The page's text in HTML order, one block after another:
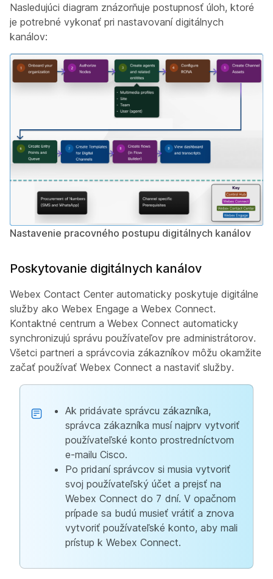
Nasledujúci diagram znázorňuje postupnosť úloh, ktoré
je potrebné vykonať pri nastavovaní digitálnych
kanálov:
Nastavenie pracovného postupu digitálnych kanálov
Poskytovanie digitálnych kanálov
Webex Contact Center automaticky poskytuje digitálne
služby ako Webex Engage a Webex Connect.
Kontaktné centrum a Webex Connect automaticky
synchronizujú správu používateľov pre administrátorov.
Všetci partneri a správcovia zákazníkov môžu okamžite
začať používať Webex Connect a nastaviť služby.
Ak pridávate správcu zákazníka,
správca zákazníka musí najprv vytvoriť
používateľské konto prostredníctvom
e-mailu Cisco.
Po pridaní správcov si musia vytvoriť
svoj používateľský účet a prejsť na
Webex Connect do 7 dní. V opačnom
prípade sa budú musieť vrátiť a znova
vytvoriť používateľské konto, aby mali
prístup k Webex Connect.